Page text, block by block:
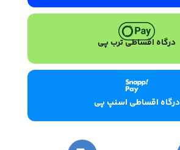
درگاه اقساطی ترب پی
درگاه اقساطی اسنپ پی